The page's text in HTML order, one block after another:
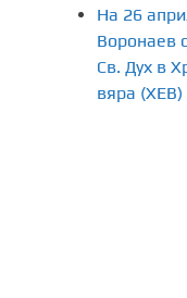
На 26
Воронаев
Св. Дух в
вяра (ХЕВ)